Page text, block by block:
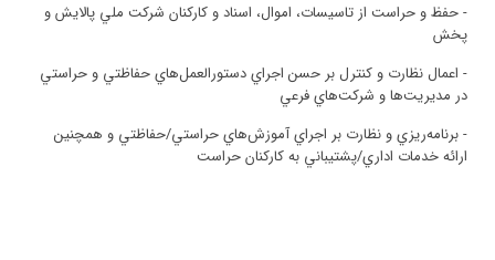
- حفظ و حراست از تاسيسات، اموال، اسناد و كاركنان شركت ملي پالايش و
پخش
- اعمال نظارت و كنترل بر حسن اجراي دستورالعمل‌هاي حفاظتي و حراستي
در مديريت‌ها و شركت‌هاي فرعي
- برنامه‌ريزي و نظارت بر اجراي آموزش‌هاي حراستي/حفاظتي و همچنين
ارائه خدمات اداري/پشتيباني به كاركنان حراست